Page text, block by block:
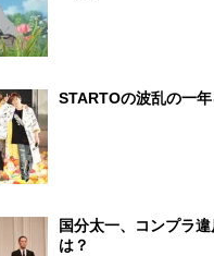
STARTOの波乱の一
国分太一、コンプラ
は？